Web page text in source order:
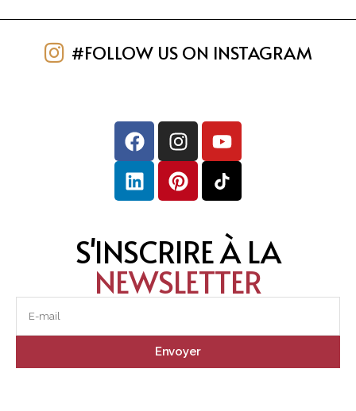
#FOLLOW US ON INSTAGRAM
S'INSCRIRE À LA
NEWSLETTER